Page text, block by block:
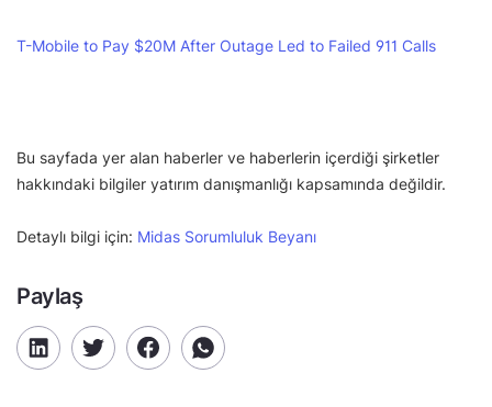
T-Mobile to Pay $20M After Outage Led to Failed 911 Calls
Bu sayfada yer alan haberler ve haberlerin içerdiği şirketler
hakkındaki bilgiler yatırım danışmanlığı kapsamında değildir.
Detaylı bilgi için: Midas Sorumluluk Beyanı
Paylaş